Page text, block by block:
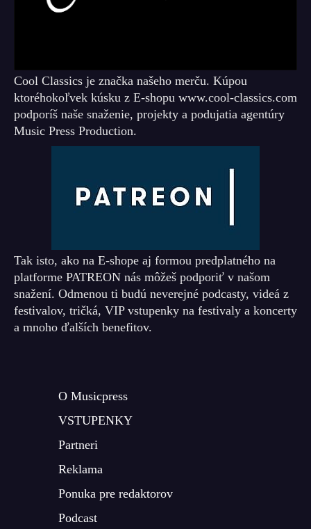
Cool Classics je značka našeho merču. Kúpou
ktoréhokoľvek kúsku z E-shopu www.cool-classics.com
podporíš naše snaženie, projekty a podujatia agentúry
Music Press Production.
Tak isto, ako na E-shope aj formou predplatného na
platforme PATREON nás môžeš podporiť v našom
snažení. Odmenou ti budú neverejné podcasty, videá z
festivalov, tričká, VIP vstupenky na festivaly a koncerty
a mnoho ďalších benefitov.
O Musicpress
VSTUPENKY
Partneri
Reklama
Ponuka pre redaktorov
Podcast